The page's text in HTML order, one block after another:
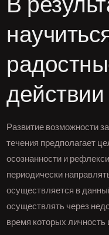
действии
Развитие возможности
течения предполагает
осознанности и
периодически
осуществляется в
осуществлять через
время которых